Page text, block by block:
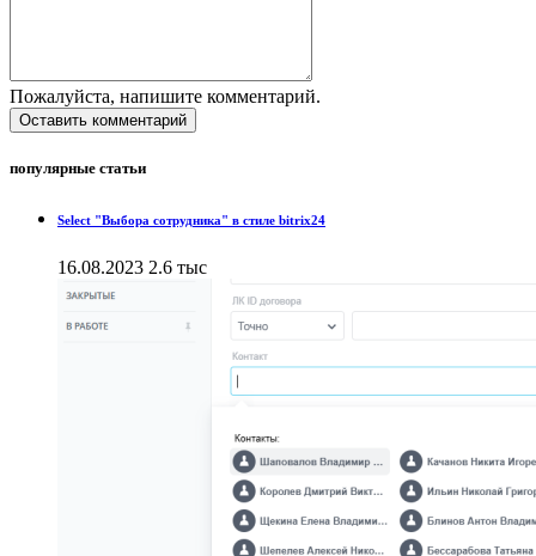
Пожалуйста, напишите комментарий.
Оставить комментарий
популярные статьи
Select "Выбора сотрудника" в стиле bitrix24
16.08.2023 2.6 тыс